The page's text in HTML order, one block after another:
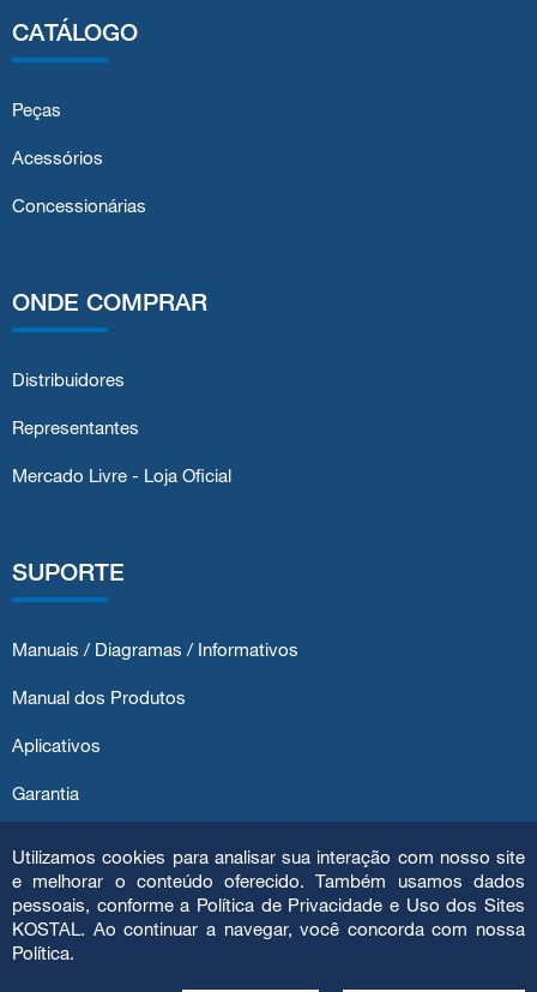
CATÁLOGO
Peças
Acessórios
Concessionárias
ONDE COMPRAR
Distribuidores
Representantes
Mercado Livre - Loja Oficial
SUPORTE
Manuais / Diagramas / Informativos
Manual dos Produtos
Aplicativos
Garantia
Utilizamos cookies para analisar sua interação com nosso site
e melhorar o conteúdo oferecido. Também usamos dados
pessoais, conforme a Política de Privacidade e Uso dos Sites
KOSTAL. Ao continuar a navegar, você concorda com nossa
Política.